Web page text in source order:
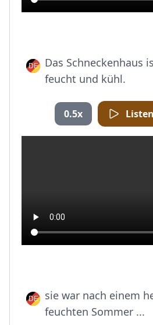
Das Schneckenhaus
feucht und kühl.
0.5x Listen
sie war nach einem
feuchten Sommer ...